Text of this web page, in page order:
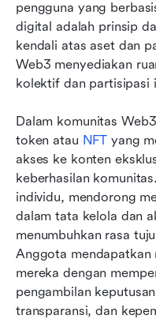
pengguna yang
digital adalah prinsip
kendali atas aset dan
Web3 menyediakan
kolektif dan partisipasi
Dalam komunitas
token atau NFT yang
akses ke konten
keberhasilan
individu, mendorong
dalam tata kelola dan
menumbuhkan rasa
Anggota
mereka dengan
pengambilan
transparansi, dan